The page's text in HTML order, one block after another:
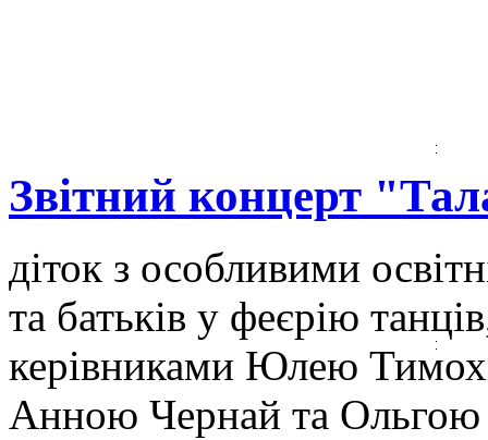
Звітний концерт
діток з особливими
та батьків у феєрію
керівниками Юлею
Анною Чернай та